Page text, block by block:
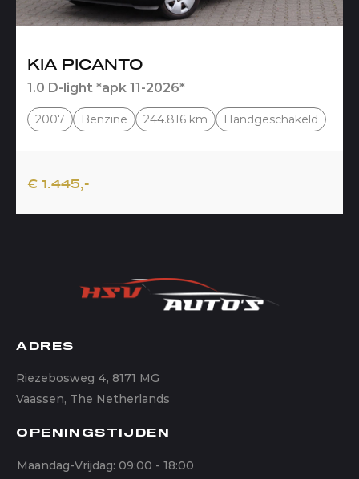
KIA PICANTO
1.0 D-light *apk 11-2026*
2007 Benzine 244.816 km Handgeschakeld
€ 1.445,-
ADRES
Riezebosweg 4, 8171 MG
Vaassen, The Netherlands
OPENINGSTIJDEN
Maandag-Vrijdag: 09:00 - 18:00